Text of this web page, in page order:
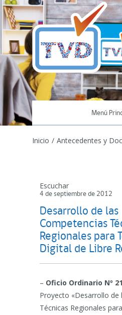
Menú
Inicio / Antecedentes y
Escuchar
4 de septiembre de 2012
Desarrollo de las
Competencias
Regionales para
Digital de Libre
– Oficio Ordinario Nº
Proyecto «Desarrollo de
Técnicas Regionales